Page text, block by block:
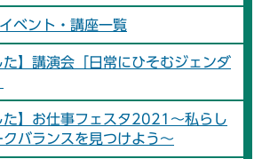
ベント・講座一覧
た】講演会「日常にひそむジェンダ
た】お仕事フェスタ2021～私らし
バランスを見つけよう～